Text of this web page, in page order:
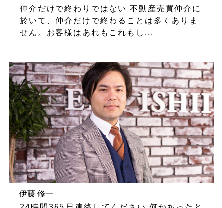
仲介だけで終わりではない 不動産売買仲介に
於いて、仲介だけで終わることは多くありま
せん。お客様はあれもこれもし...
伊藤 修一